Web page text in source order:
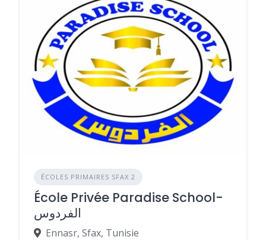
ÉCOLES PRIMAIRES SFAX 2
École Privée Paradise School-
الفردوس
Ennasr, Sfax, Tunisie